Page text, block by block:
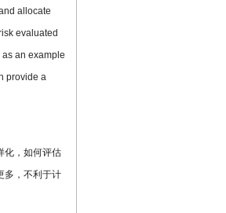
allocate
evaluated
an example
provide a
化，如何评估
多，不利于计